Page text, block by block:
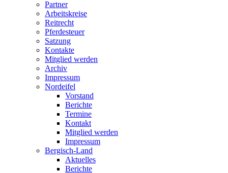
Partner
Arbeitskreise
Reitrecht
Pferdesteuer
Satzung
Kontakte
Mitglied werden
Archiv
Impressum
Nordeifel
Vorstand
Berichte
Termine
Kontakt
Mitglied werden
Impressum
Bergisch-Land
Aktuelles
Berichte